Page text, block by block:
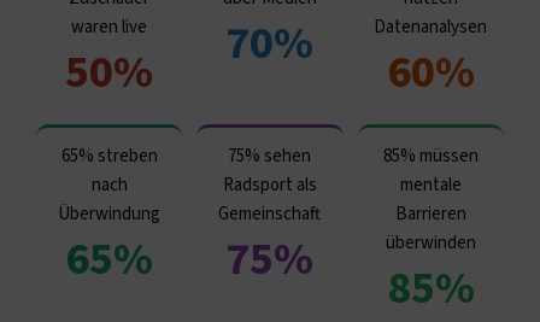
waren live
50% 70%
Datenanalysen
60%
65% streben
nach
Überwindung
65%
75% sehen
Radsport als
Gemeinschaft
75%
85% müssen
mentale
Barrieren
überwinden
85%